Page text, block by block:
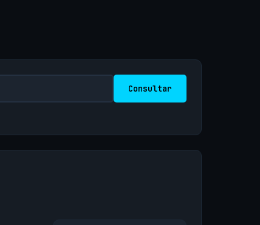
Consultar